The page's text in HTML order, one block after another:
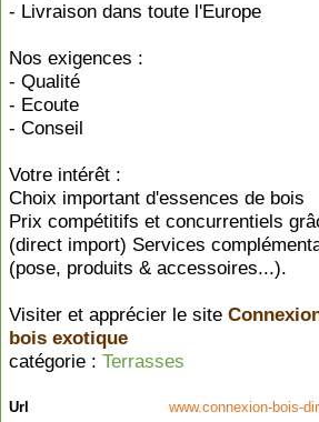
- Livraison dans toute l'Europe
Nos exigences :
- Qualité
- Ecoute
- Conseil
Votre intérêt :
Choix important d'essences de bois
Prix compétitifs et concurrentiels
(direct import) Services
(pose, produits & accessoires...).
Visiter et apprécier le site
bois exotique
catégorie : Terrasses
Url
www.connexion-bois-